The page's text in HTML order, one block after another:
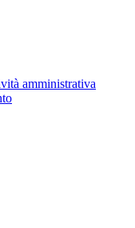
amministrativa